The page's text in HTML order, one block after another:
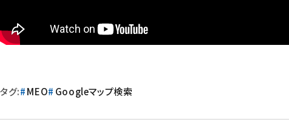
タグ: MEO Googleマップ検索